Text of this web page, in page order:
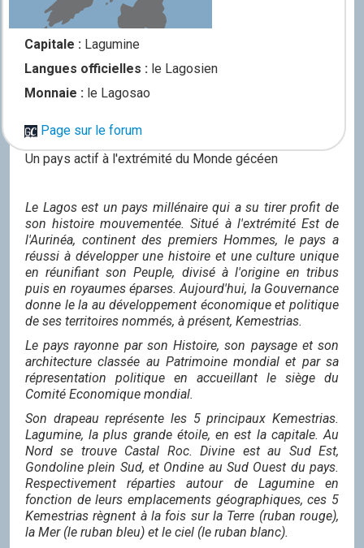
Capitale : Lagumine
Langues officielles : le Lagosien
Monnaie : le Lagosao
Page sur le forum
Un pays actif à l'extrémité du Monde gécéen
Le Lagos est un pays millénaire qui a su tirer profit de
son histoire mouvementée. Situé à l'extrémité Est de
l'Aurinéa, continent des premiers Hommes, le pays a
réussi à développer une histoire et une culture unique
en réunifiant son Peuple, divisé à l'origine en tribus
puis en royaumes éparses. Aujourd'hui, la Gouvernance
donne le la au développement économique et politique
de ses territoires nommés, à présent, Kemestrias.
Le pays rayonne par son Histoire, son paysage et son
architecture classée au Patrimoine mondial et par sa
répresentation politique en accueillant le siège du
Comité Economique mondial.
Son drapeau représente les 5 principaux Kemestrias.
Lagumine, la plus grande étoile, en est la capitale. Au
Nord se trouve Castal Roc. Divine est au Sud Est,
Gondoline plein Sud, et Ondine au Sud Ouest du pays.
Respectivement réparties autour de Lagumine en
fonction de leurs emplacements géographiques, ces 5
Kemestrias règnent à la fois sur la Terre (ruban rouge),
la Mer (le ruban bleu) et le ciel (le ruban blanc).